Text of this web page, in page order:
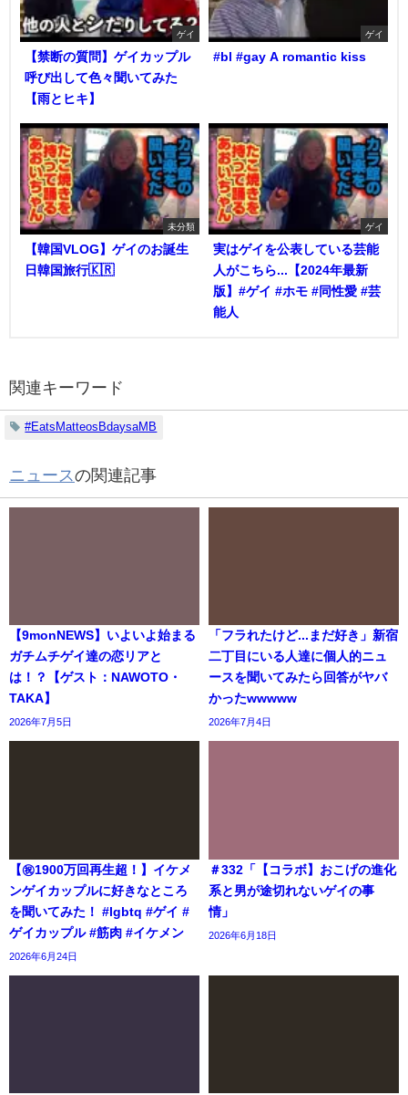
ゲイ
【禁断の質問】ゲイカップル
呼び出して色々聞いてみた
【雨とヒキ】
ゲイ
#bl #gay A romantic kiss
未分類
【韓国VLOG】ゲイのお誕生
日韓国旅行🇰🇷
ゲイ
実はゲイを公表している芸能
人がこちら...【2024年最新
版】#ゲイ #ホモ #同性愛 #芸
能人
関連キーワード
#EatsMatteosBdaysaMB
ニュースの関連記事
【9monNEWS】いよいよ始まる
ガチムチゲイ達の恋リアと
は！？【ゲスト：NAWOTO・
TAKA】
2026年7月5日
「フラれたけど...まだ好き」新宿
二丁目にいる人達に個人的ニュ
ースを聞いてみたら回答がヤバ
かったwwwww
2026年7月4日
【㊗️1900万回再生超！】イケメ
ンゲイカップルに好きなところ
を聞いてみた！ #lgbtq #ゲイ #
ゲイカップル #筋肉 #イケメン
2026年6月24日
＃332「【コラボ】おこげの進化
系と男が途切れないゲイの事
情」
2026年6月18日